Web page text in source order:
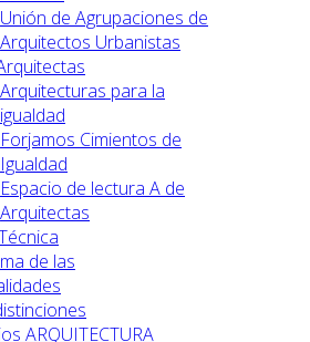
Unión de Agrupaciones de
Arquitectos Urbanistas
Arquitecturas para la
igualdad
Forjamos Cimientos de
Igualdad
Espacio de lectura A de
Arquitectas
de las
ARQUITECTURA